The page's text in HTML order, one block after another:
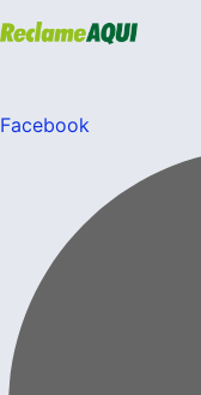
Facebook